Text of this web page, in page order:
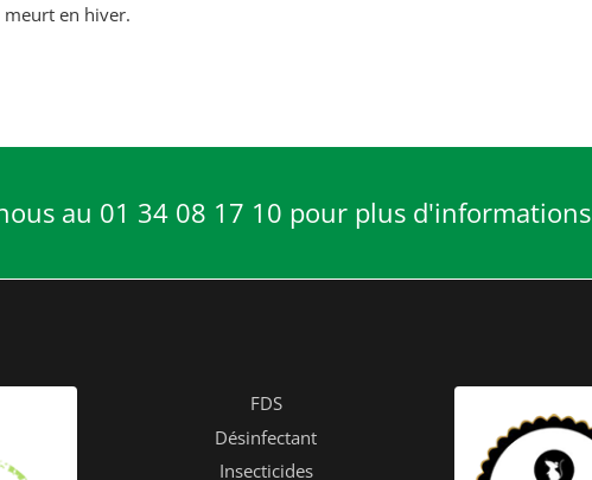
meurt en hiver.
au 01 34 08 17 10 pour plus d'informations
FDS
Désinfectant
Insecticides